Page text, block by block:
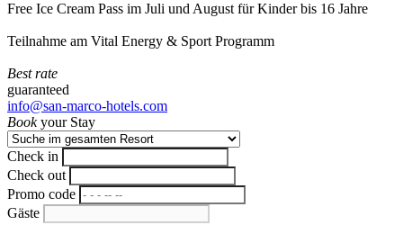
Free Ice Cream Pass im Juli und August für Kinder bis 16 Jahre
Teilnahme am Vital Energy & Sport Programm
Best rate
guaranteed
info@san-marco-hotels.com
Bookyour Stay
Check in
Check out
Promo code
Gäste